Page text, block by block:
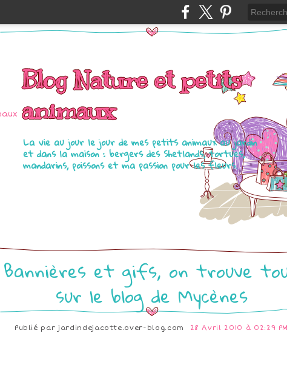
Blog Nature et petits
animaux
La vie au jour le jour de mes petits animaux au jardin
et dans la maison : bergers des Shetlands, tortues,
mandarins, poissons et ma passion pour les fleurs.
Bannières et gifs, on trouve
sur le blog de Mycènes
Publié parjardindejacotte.over-blog.com 28 Avril 2010 à 02:29